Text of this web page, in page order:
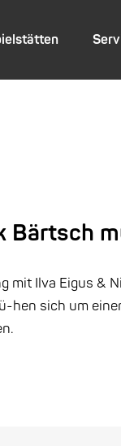
Bärtsch
mit Ilva Eigus &
hen sich um